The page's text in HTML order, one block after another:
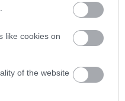
like cookies on
of the website
és
a